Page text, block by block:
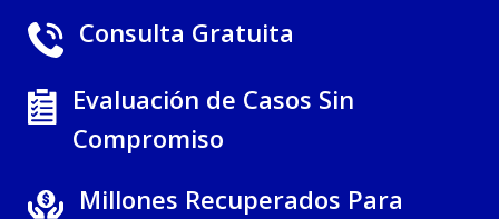
Consulta Gratuita
Evaluación de Casos Sin
Compromiso
Millones Recuperados Para